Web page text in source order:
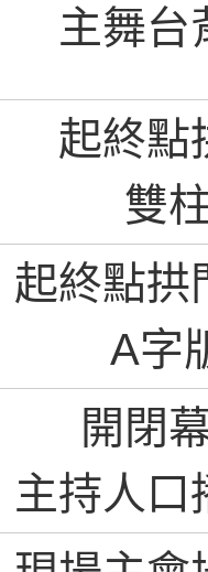
主舞台
起終點
雙
起終點拱
A字
開閉
主持人口